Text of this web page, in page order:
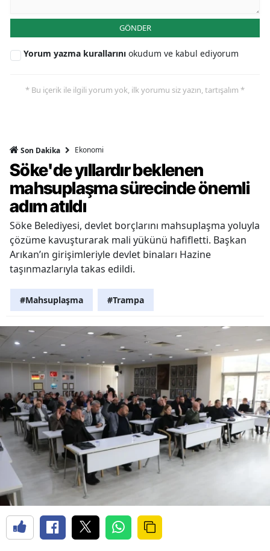
GÖNDER
Yorum yazma kurallarını okudum ve kabul ediyorum
* Bu içerik ile ilgili yorum yok, ilk yorumu siz yazın, tartışalım *
Son Dakika Ekonomi
Söke'de yıllardır beklenen
mahsuplaşma sürecinde önemli
adım atıldı
Söke Belediyesi, devlet borçlarını mahsuplaşma yoluyla
çözüme kavuşturarak mali yükünü hafifletti. Başkan
Arıkan’ın girişimleriyle devlet binaları Hazine
taşınmazlarıyla takas edildi.
#Mahsuplaşma #Trampa